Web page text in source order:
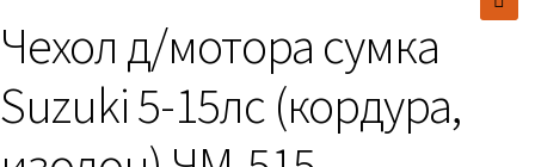
Чехол д/мотора сумка
Suzuki 5-15лс (кордура,